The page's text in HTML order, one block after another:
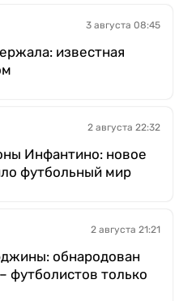
3 августа 08:45
известная
2 августа 22:32
Инфантино: новое
футбольный мир
2 августа 21:21
обнародован
футболистов только